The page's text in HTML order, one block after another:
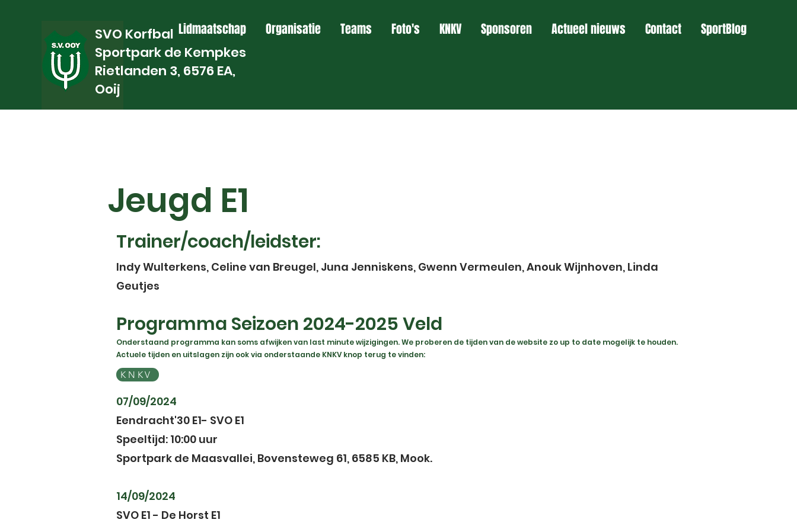
Lidmaatschap Organisatie Teams Foto's KNKV Sponsoren Actueel nieuws Contact SportBlog
SVO Korfbal
Sportpark de Kempkes
Rietlanden 3, 6576 EA,
Ooij
Jeugd E1
Trainer/coach/leidster:
Indy Wulterkens, Celine van Breugel, Juna Jenniskens, Gwenn Vermeulen, Anouk Wijnhoven, Linda
Geutjes
Programma Seizoen 2024-2025 Veld
Onderstaand programma kan soms afwijken van last minute wijzigingen. We proberen de tijden van de website zo up to date mogelijk te houden.
Actuele tijden en uitslagen zijn ook via onderstaande KNKV knop terug te vinden:
07/09/2024
Eendracht'30 E1- SVO E1
Speeltijd: 10:00 uur
Sportpark de Maasvallei, Bovensteweg 61, 6585 KB, Mook.
14/09/2024
SVO E1 - De Horst E1
KNKV